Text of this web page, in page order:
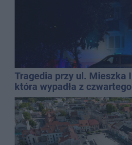
Tragedia przy ul. Mieszka
która wypadła z